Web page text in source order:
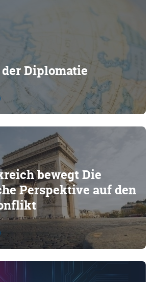
Diplomatie
bewegt Die
Perspektive auf den